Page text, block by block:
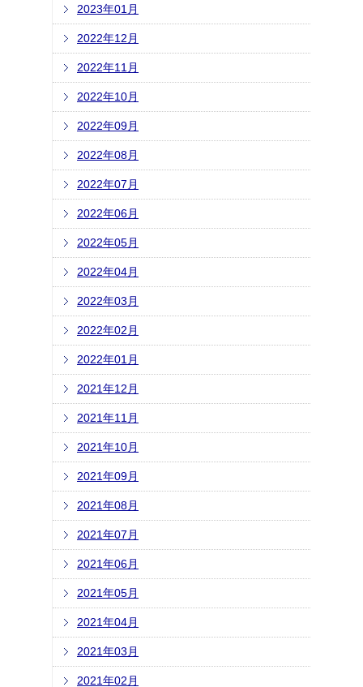
2023年01月
2022年12月
2022年11月
2022年10月
2022年09月
2022年08月
2022年07月
2022年06月
2022年05月
2022年04月
2022年03月
2022年02月
2022年01月
2021年12月
2021年11月
2021年10月
2021年09月
2021年08月
2021年07月
2021年06月
2021年05月
2021年04月
2021年03月
2021年02月